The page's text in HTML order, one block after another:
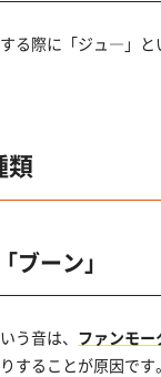
る際に「ジュ―」と
類
ブーン」
う音は、 ファンモ
することが原因です。